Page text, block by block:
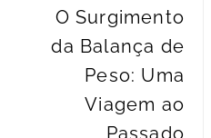
O Surgimento
da Balança de
Peso: Uma
Viagem ao
Passado